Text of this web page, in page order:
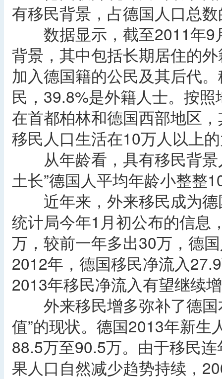
有移民背景，占德国人口总
数据显示，截至2011年9
背景，其中包括长期居住的
加入德国籍的公民及其后代
民，39.8%是外籍人士。按
在首都柏林和德国西部地区
移民人口生活在10万人以上
从年龄看，具有移民背景
土长”德国人平均年龄小整整
近年来，外来移民成为德
统计局今年1月初公布的信息
万，较前一年多出30万，德
2012年，德国移民净流入
2013年移民净流入有望继续
外来移民增多弥补了德国
值”的现状。德国2013年新
88.5万至90.5万。由于移民
果人口自然减少趋势持续，